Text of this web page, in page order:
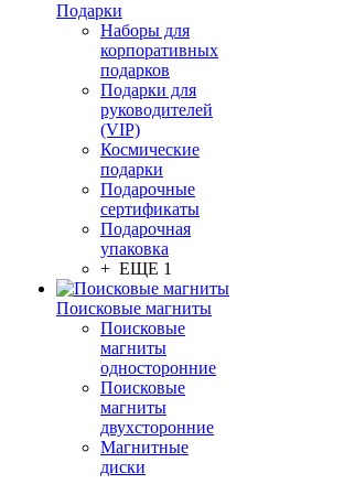
Подарки
Наборы для
корпоративных
подарков
Подарки для
руководителей
(VIP)
Космические
подарки
Подарочные
сертификаты
Подарочная
упаковка
+ ЕЩЕ 1
Поисковые магниты
Поисковые
магниты
односторонние
Поисковые
магниты
двухсторонние
Магнитные
диски